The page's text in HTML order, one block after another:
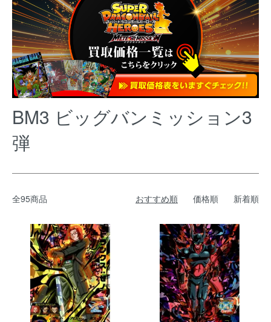
BM3 ビッグバンミッション3
弾
全95商品 おすすめ順 価格順 新着順